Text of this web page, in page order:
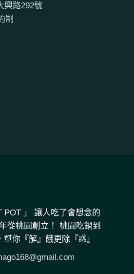
興路292號
制
POT 」 讓人吃了會想念的
從桃園創立！ 桃園吃鍋到
你『解』餓更除『惑』